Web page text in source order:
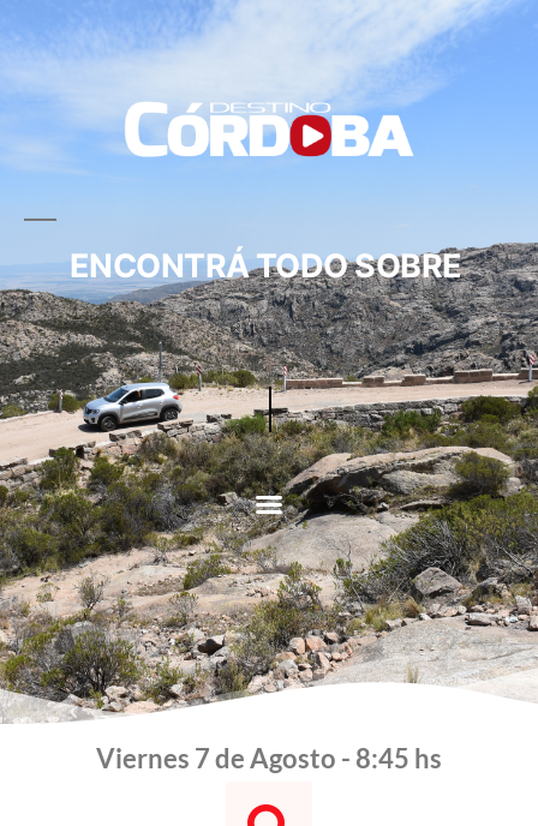
ENCONTRÁ TODO SOBRE
CIRCUITOS
Viernes 7 de Agosto - 8:45 hs